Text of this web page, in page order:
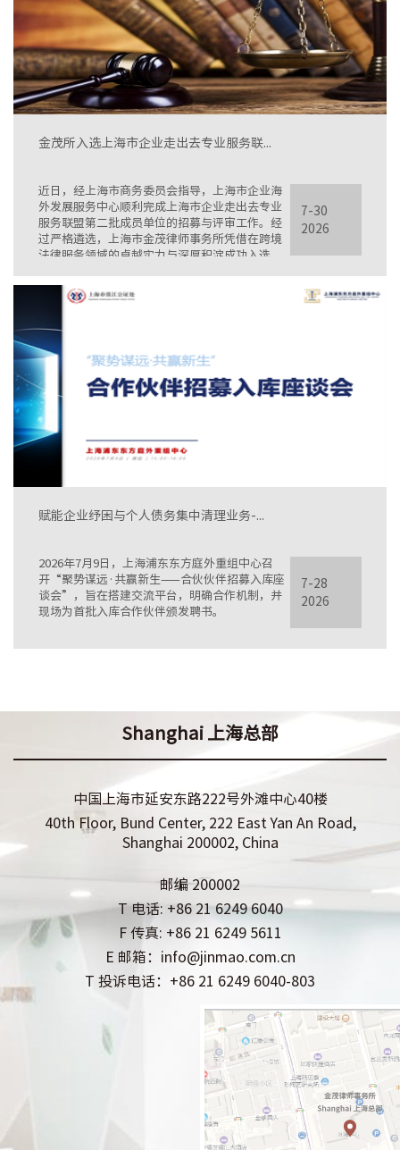
金茂所入选上海市企业走出去专业服务联...
近日，经上海市商务委员会指导，上海市企业海
外发展服务中心顺利完成上海市企业走出去专业
服务联盟第二批成员单位的招募与评审工作。经
过严格遴选，上海市金茂律师事务所凭借在跨境
法律服务领域的卓越实力与深厚积淀成功入选。
7-30
2026
赋能企业纾困与个人债务集中清理业务-...
2026年7月9日，上海浦东东方庭外重组中心召
开“聚势谋远·共赢新生——合伙伙伴招募入库座
谈会”，旨在搭建交流平台，明确合作机制，并
现场为首批入库合作伙伴颁发聘书。
7-28
2026
Shanghai 上海总部
中国上海市延安东路222号外滩中心40楼
40th Floor, Bund Center, 222 East Yan An Road,
Shanghai 200002, China
邮编 200002
T 电话: +86 21 6249 6040
F 传真: +86 21 6249 5611
E 邮箱：info@jinmao.com.cn
T 投诉电话：+86 21 6249 6040-803